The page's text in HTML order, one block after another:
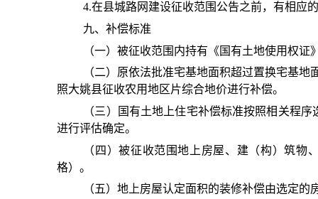
4.在县城路网建设征收范围公告之前，有相应
九、补偿标准
（一）被征收范围内持有《国有土地使用权
（二）原依法批准宅基地面积超过置换宅基
照大姚县征收农用地区片综合地价进行补偿。
（三）国有土地上住宅补偿标准按照相关程
进行评估确定。
（四）被征收范围地上房屋、建（构）筑
格）。
（五）地上房屋认定面积的装修补偿由选定的